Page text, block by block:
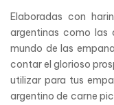
Elaboradas con
argentinas como las
mundo de las
contar el glorioso
utilizar para tus
argentino de carne